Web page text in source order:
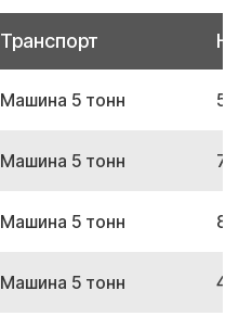
Транспорт
Машина 5 тонн
Машина 5 тонн
Машина 5 тонн
Машина 5 тонн